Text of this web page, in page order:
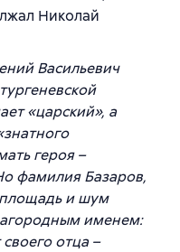
Николай
Васильевич
«царский», а
героя –
фамилия Базаров,
и шум
именем:
отца –